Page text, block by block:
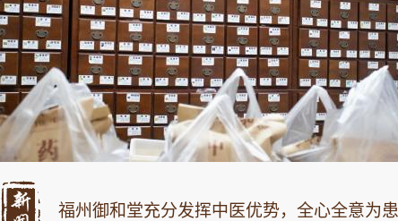
福州御和堂充分发挥中医优势，全心全意为患